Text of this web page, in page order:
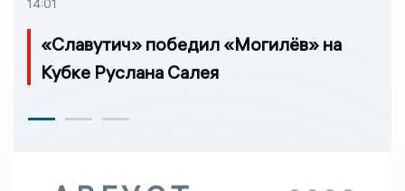
14:01
«Славутич» победил «Могилёв» на
Кубке Руслана Салея